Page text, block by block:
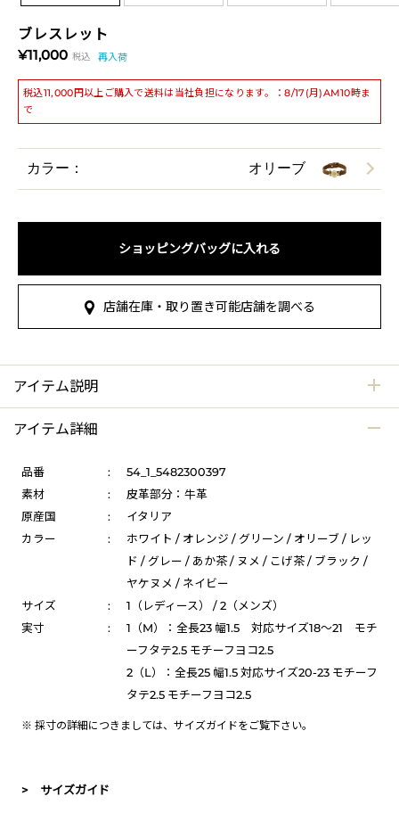
ブレスレット
¥11,000 税込 再入荷
税込11,000円以上ご購入で送料は当社負担になります。：8/17(月)AM10時ま
で
カラー： オリーブ
ショッピングバッグに入れる
店舗在庫・取り置き可能店舗を調べる
アイテム説明
アイテム詳細
品番 :
54_1_5482300397
素材
:
皮革部分：牛革
原産国
:
イタリア
カラー
:
ホワイト / オレンジ / グリーン / オリーブ / レッ
ド / グレー / あか茶 / ヌメ / こげ茶 / ブラック /
ヤケヌメ / ネイビー
サイズ
:
1（レディース） / 2（メンズ）
実寸
:
1（M）：全長23 幅1.5 対応サイズ18～21 モチ
ーフタテ2.5 モチーフヨコ2.5
2（L）：全長25 幅1.5 対応サイズ20-23 モチーフ
タテ2.5 モチーフヨコ2.5
※ 採寸の詳細につきましては、 サイズガイドをご覧下さい。
> サイズガイド